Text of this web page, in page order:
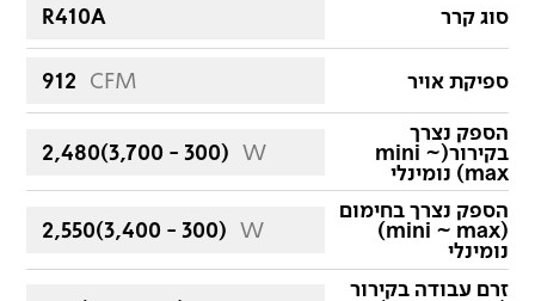
סוג קרר R410A
ספיקת אויר 912 CFM
הספק נצרך
בקירור(mini ~
max) נומינלי
2,480(3,700 - 300) W
הספק נצרך בחימום
(mini ~ max)
נומינלי
2,550(3,400 - 300) W
זרם עבודה בקירור